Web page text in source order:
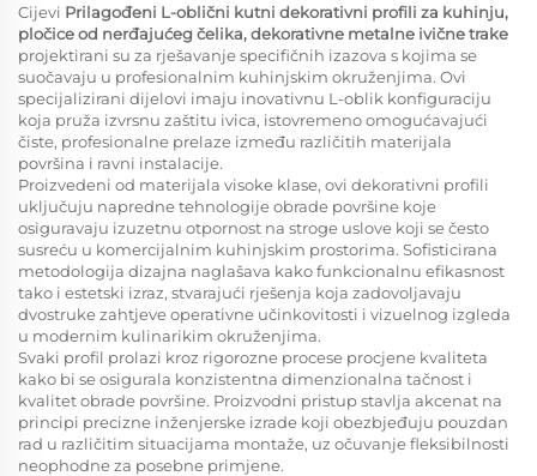
Cijevi Prilagođeni L-oblični kutni dekorativni profili za kuhinju,
pločice od nerđajućeg čelika, dekorativne metalne ivične trake
projektirani su za rješavanje specifičnih izazova s kojima se
suočavaju u profesionalnim kuhinjskim okruženjima. Ovi
specijalizirani dijelovi imaju inovativnu L-oblik konfiguraciju
koja pruža izvrsnu zaštitu ivica, istovremeno omogućavajući
čiste, profesionalne prelaze između različitih materijala
površina i ravni instalacije.
Proizvedeni od materijala visoke klase, ovi dekorativni profili
uključuju napredne tehnologije obrade površine koje
osiguravaju izuzetnu otpornost na stroge uslove koji se često
susreću u komercijalnim kuhinjskim prostorima. Sofisticirana
metodologija dizajna naglašava kako funkcionalnu efikasnost
tako i estetski izraz, stvarajući rješenja koja zadovoljavaju
dvostruke zahtjeve operativne učinkovitosti i vizuelnog izgleda
u modernim kulinarikim okruženjima.
Svaki profil prolazi kroz rigorozne procese procjene kvaliteta
kako bi se osigurala konzistentna dimenzionalna tačnost i
kvalitet obrade površine. Proizvodni pristup stavlja akcenat na
principi precizne inženjerske izrade koji obezbjeđuju pouzdan
rad u različitim situacijama montaže, uz očuvanje fleksibilnosti
neophodne za posebne primjene.